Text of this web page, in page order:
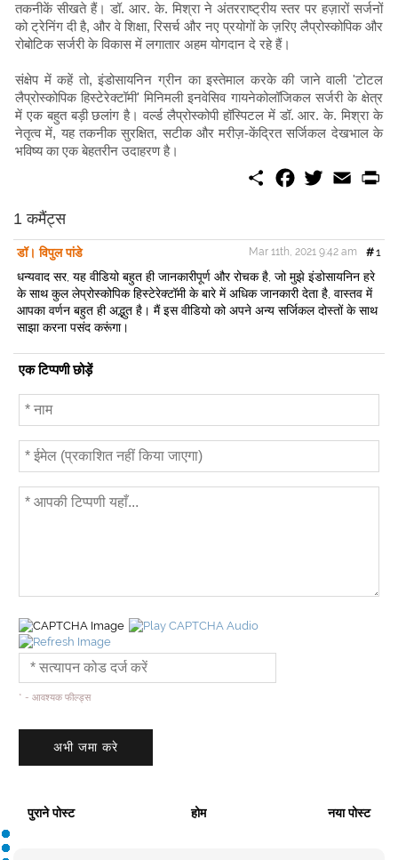
तकनीकें सीखते हैं। डॉ. आर. के. मिश्रा ने अंतरराष्ट्रीय स्तर पर हज़ारों सर्जनों
को ट्रेनिंग दी है, और वे शिक्षा, रिसर्च और नए प्रयोगों के ज़रिए लैप्रोस्कोपिक और
रोबोटिक सर्जरी के विकास में लगातार अहम योगदान दे रहे हैं।
संक्षेप में कहें तो, इंडोसायनिन ग्रीन का इस्तेमाल करके की जाने वाली 'टोटल
लैप्रोस्कोपिक हिस्टेरेक्टॉमी' मिनिमली इनवेसिव गायनेकोलॉजिकल सर्जरी के क्षेत्र
में एक बहुत बड़ी छलांग है। वर्ल्ड लैप्रोस्कोपी हॉस्पिटल में डॉ. आर. के. मिश्रा के
नेतृत्व में, यह तकनीक सुरक्षित, सटीक और मरीज़-केंद्रित सर्जिकल देखभाल के
भविष्य का एक बेहतरीन उदाहरण है।
S
o
o
k
w
e
r
m
1 कमैंट्स
डॉ। विपुल पांडे #1
Mar 11th, 2021 9:42 am
धन्यवाद सर, यह वीडियो बहुत ही जानकारीपूर्ण और रोचक है, जो मुझे इंडोसायनिन हरे
के साथ कुल लेप्रोस्कोपिक हिस्टेरेक्टॉमी के बारे में अधिक जानकारी देता है, वास्तव में
आपका वर्णन बहुत ही अद्भुत है। मैं इस वीडियो को अपने अन्य सर्जिकल दोस्तों के साथ
साझा करना पसंद करूंगा।
एक टिप्पणी छोड़ें
* - आवश्यक फील्ड्स
पुराने पोस्ट होम नया पोस्ट